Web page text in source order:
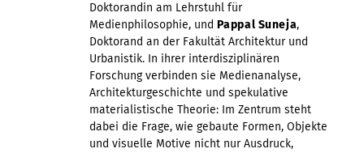
Doktorandin am Lehrstuhl für
Medienphilosophie, und Pappal Suneja,
Doktorand an der Fakultät Architektur und
Urbanistik. In ihrer interdisziplinären
Forschung verbinden sie Medienanalyse,
Architekturgeschichte und spekulative
materialistische Theorie: Im Zentrum steht
dabei die Frage, wie gebaute Formen, Objekte
und visuelle Motive nicht nur Ausdruck,